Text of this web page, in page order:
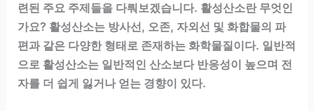
련된 주요 주제들을 다뤄보겠습니다. 활성산소란 무엇인
가요? 활성산소는 방사선, 오존, 자외선 및 화합물의 파
편과 같은 다양한 형태로 존재하는 화학물질이다. 일반적
으로 활성산소는 일반적인 산소보다 반응성이 높으며 전
자를 더 쉽게 잃거나 얻는 경향이 있다.